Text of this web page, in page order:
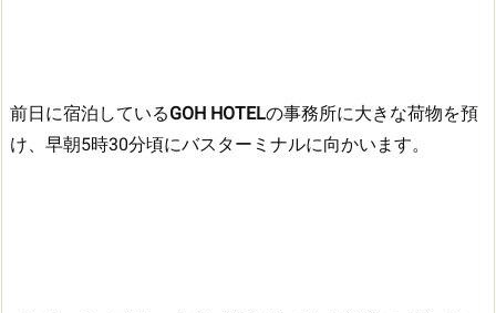
前日に宿泊しているGOH HOTELの事務所に大きな荷物を預
け、早朝5時30分頃にバスターミナルに向かいます。